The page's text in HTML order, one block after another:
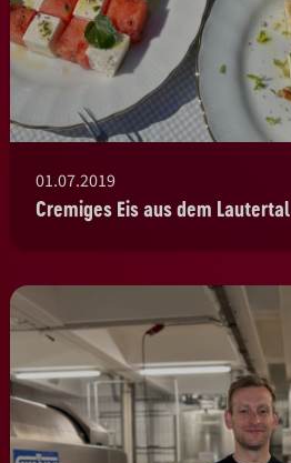
01.07.2019
Cremiges Eis aus dem Lautertal